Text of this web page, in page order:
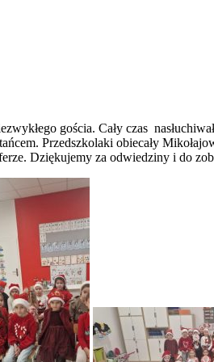
gościa. Cały czas
Przedszkolaki obiecały
Dziękujemy za odwiedziny i do